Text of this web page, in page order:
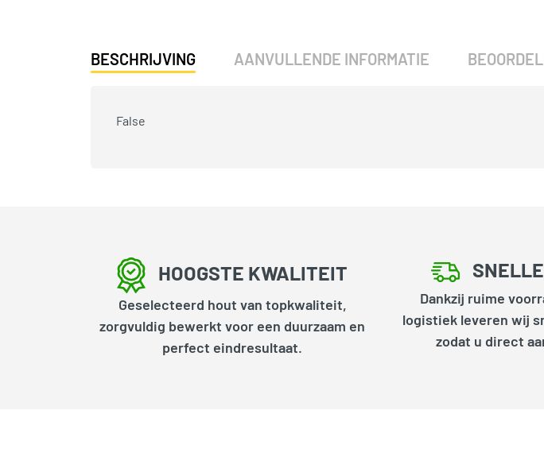
BESCHRIJVING AANVULLENDE INFORMATIE
False
HOOGSTE KWALITEIT
Geselecteerd hout van topkwaliteit,
zorgvuldig bewerkt voor een duurzaam en
perfect eindresultaat.
Dankzij ruime
logistiek leveren wij
zodat u direct